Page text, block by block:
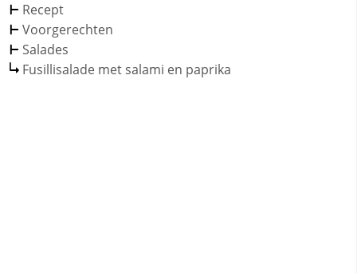
Recept
Voorgerechten
Salades
Fusillisalade met salami en paprika